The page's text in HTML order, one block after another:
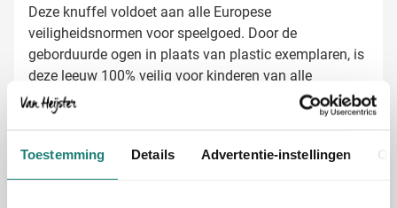
Toestemming Details Advertentie-instellingen
Deze knuffel voldoet aan alle Europese
veiligheidsnormen voor speelgoed. Door de
geborduurde ogen in plaats van plastic exemplaren, is
deze leeuw 100% veilig voor kinderen van alle
leeftijden. Het maakt deze knuffel ook bijzonder
geschikt voor zorginstellingen en kinderdagverblijven
Bij Van Heijster Relatiegeschenken maken we van
jouw Kuffel Leeuw een uniek promotioneel item: